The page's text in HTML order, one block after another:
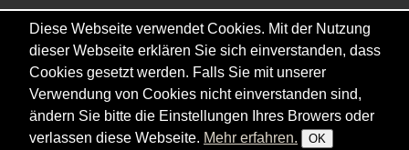
Copyright © - 2026 - Gordana & Ralf Kistowski
Diese Webseite verwendet Cookies. Mit der Nutzung
dieser Webseite erklären Sie sich einverstanden, dass
Cookies gesetzt werden. Falls Sie mit unserer
Verwendung von Cookies nicht einverstanden sind,
ändern Sie bitte die Einstellungen Ihres Browers oder
verlassen diese Webseite. Mehr erfahren. OK